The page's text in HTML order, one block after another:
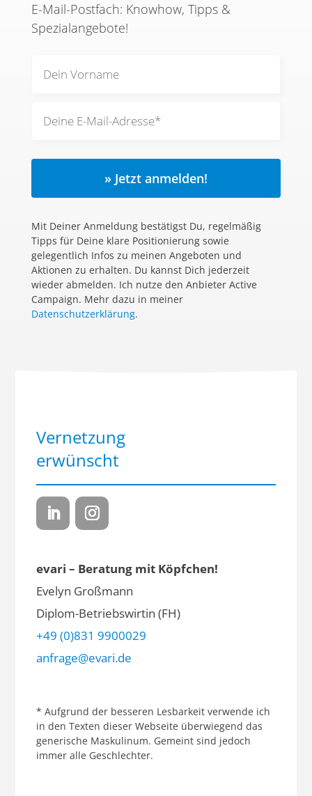
E-Mail-Postfach: Knowhow, Tipps &
Spezialangebote!
» Jetzt anmelden!
Mit Deiner Anmeldung bestätigst Du, regelmäßig
Tipps für Deine klare Positionierung sowie
gelegentlich Infos zu meinen Angeboten und
Aktionen zu erhalten. Du kannst Dich jederzeit
wieder abmelden. Ich nutze den Anbieter Active
Campaign. Mehr dazu in meiner
Datenschutzerklärung.
Vernetzung
erwünscht
evari – Beratung mit Köpfchen!
Evelyn Großmann
Diplom-Betriebswirtin (FH)
+49 (0)831 9900029
anfrage@evari.de
* Aufgrund der besseren Lesbarkeit verwende ich
in den Texten dieser Webseite überwiegend das
generische Maskulinum. Gemeint sind jedoch
immer alle Geschlechter.